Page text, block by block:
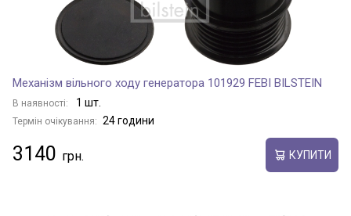
Механізм вільного ходу генератора 101929 FEBI BILSTEIN
В наявності: 1 шт.
Термін очікування: 24 години
3140 КУПИТИ